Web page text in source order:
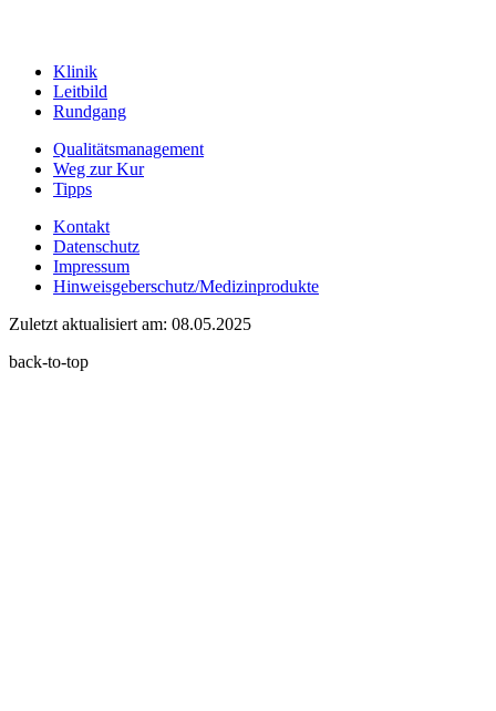
Klinik
Leitbild
Rundgang
Qualitätsmanagement
Weg zur Kur
Tipps
Kontakt
Datenschutz
Impressum
Hinweisgeberschutz/Medizinprodukte
Zuletzt aktualisiert am: 08.05.2025
back-to-top